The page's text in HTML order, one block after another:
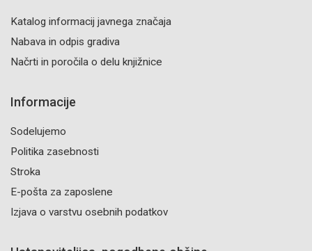
Katalog informacij javnega značaja
Nabava in odpis gradiva
Načrti in poročila o delu knjižnice
Informacije
Sodelujemo
Politika zasebnosti
Stroka
E-pošta za zaposlene
Izjava o varstvu osebnih podatkov